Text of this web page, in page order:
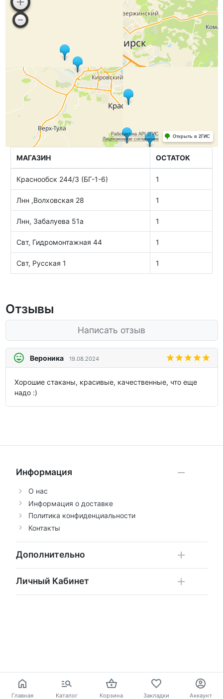
МАГАЗИН ОСТАТОК
Краснообск 244/3 (БГ-1-6) 1
Лнн ,Волховская 28 1
Лнн, Забалуева 51а 1
Свт, Гидромонтажная 44 1
Свт, Русская 1 1
Отзывы
Написать отзыв
Вероника 19.08.2024
Хорошие стаканы, красивые, качественные, что еще
надо :)
Информация
О нас
Информация о доставке
Политика конфиденциальности
Контакты
Дополнительно
Личный Кабинет
Главная Каталог Корзина Закладки Аккаунт